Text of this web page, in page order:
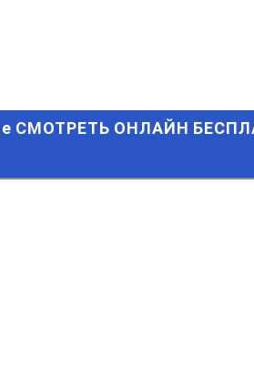
ОНЛАЙН БЕСПЛАТНО 05
СМОТРЕТЬ ОНЛАЙН